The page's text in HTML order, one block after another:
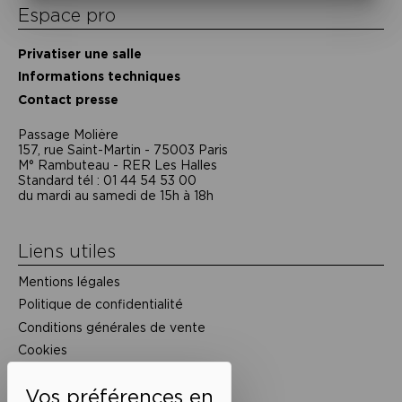
Espace pro
Privatiser une salle
Informations techniques
Contact presse
Passage Moliėre
157, rue Saint-Martin - 75003 Paris
M° Rambuteau - RER Les Halles
Standard tél : 01 44 54 53 00
du mardi au samedi de 15h à 18h
Liens utiles
Mentions légales
Politique de confidentialité
Conditions générales de vente
Cookies